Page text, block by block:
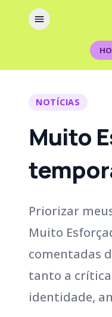
NOTÍCIAS
Muito
Priorizar
Muito
comentadas
tanto a
identidade,